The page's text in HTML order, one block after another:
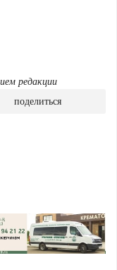
редакции
поделиться